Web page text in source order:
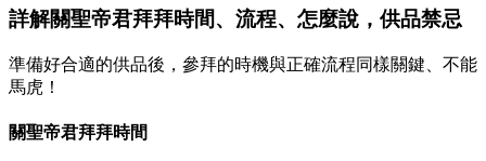
詳解關聖帝君拜拜時間、流程、怎麼說，供品禁忌
準備好合適的供品後，參拜的時機與正確流程同樣關鍵、不能
馬虎！
關聖帝君拜拜時間